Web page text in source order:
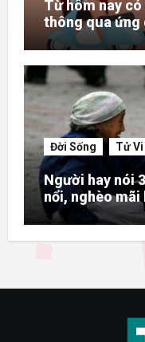
Từ hôm nay
thông qua ứng
Đời Sống Tử Vi
Người hay nói
nổi, nghèo